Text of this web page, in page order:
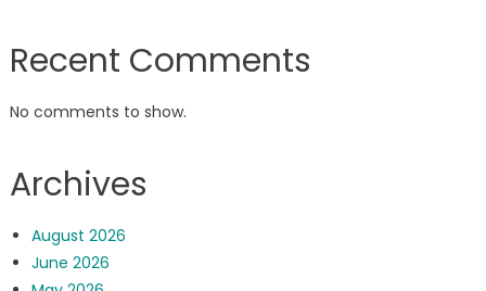
Recent Comments
No comments to show.
Archives
August 2026
June 2026